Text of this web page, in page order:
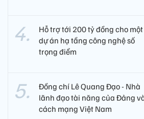
Hỗ trợ tới 200 tỷ đồng cho một
dự án hạ tầng công nghệ số
trọng điểm
Đồng chí Lê Quang Đạo - Nhà
lãnh đạo tài năng của Đảng
cách mạng Việt Nam​